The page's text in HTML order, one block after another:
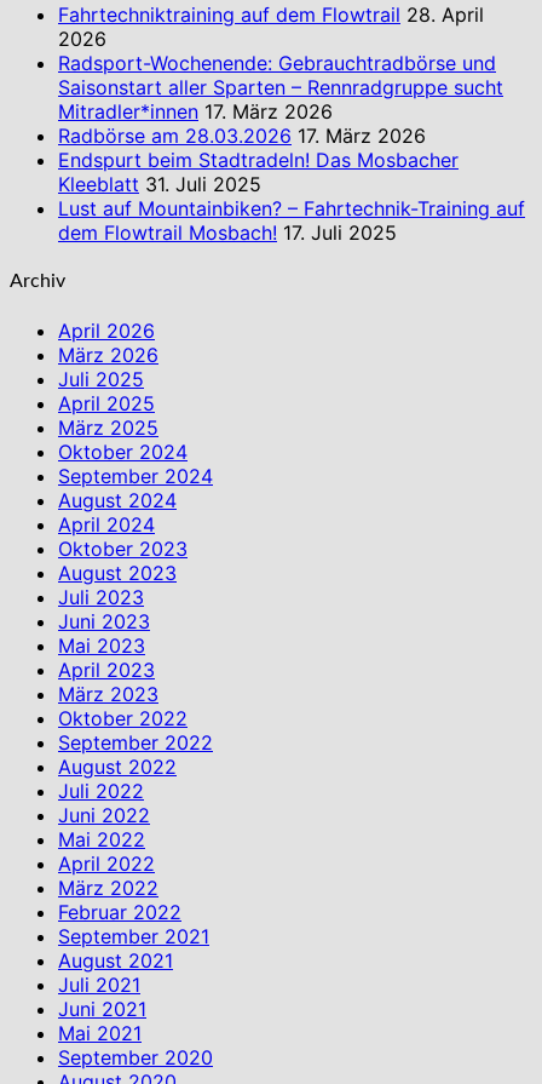
Fahrtechniktraining auf dem Flowtrail 28. April
2026
Radsport-Wochenende: Gebrauchtradbörse und
Saisonstart aller Sparten – Rennradgruppe sucht
Mitradler*innen 17. März 2026
Radbörse am 28.03.2026 17. März 2026
Endspurt beim Stadtradeln! Das Mosbacher
Kleeblatt 31. Juli 2025
Lust auf Mountainbiken? – Fahrtechnik-Training auf
dem Flowtrail Mosbach! 17. Juli 2025
Archiv
April 2026
März 2026
Juli 2025
April 2025
März 2025
Oktober 2024
September 2024
August 2024
April 2024
Oktober 2023
August 2023
Juli 2023
Juni 2023
Mai 2023
April 2023
März 2023
Oktober 2022
September 2022
August 2022
Juli 2022
Juni 2022
Mai 2022
April 2022
März 2022
Februar 2022
September 2021
August 2021
Juli 2021
Juni 2021
Mai 2021
September 2020